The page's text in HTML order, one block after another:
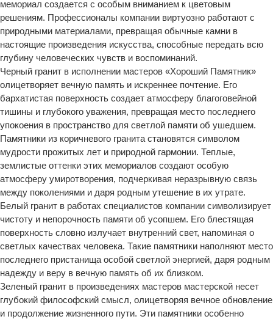
мемориал создается с особым вниманием к цветовым
решениям. Профессионалы компании виртуозно работают с
природными материалами, превращая обычные камни в
настоящие произведения искусства, способные передать всю
глубину человеческих чувств и воспоминаний.
Черный гранит в исполнении мастеров «Хороший Памятник»
олицетворяет вечную память и искреннее почтение. Его
бархатистая поверхность создает атмосферу благоговейной
тишины и глубокого уважения, превращая место последнего
упокоения в пространство для светлой памяти об ушедшем.
Памятники из коричневого гранита становятся символом
мудрости прожитых лет и природной гармонии. Теплые,
землистые оттенки этих мемориалов создают особую
атмосферу умиротворения, подчеркивая неразрывную связь
между поколениями и даря родным утешение в их утрате.
Белый гранит в работах специалистов компании символизирует
чистоту и непорочность памяти об усопшем. Его блестящая
поверхность словно излучает внутренний свет, напоминая о
светлых качествах человека. Такие памятники наполняют место
последнего пристанища особой светлой энергией, даря родным
надежду и веру в вечную память об их близком.
Зеленый гранит в произведениях мастеров мастерской несет
глубокий философский смысл, олицетворяя вечное обновление
и продолжение жизненного пути. Эти памятники особенно